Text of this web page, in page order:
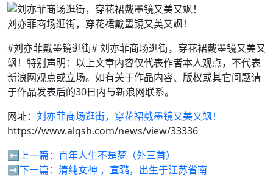
刘亦菲商场逛街，穿花裙戴墨镜又美又飒！
#刘亦菲戴墨镜逛街# 刘亦菲商场逛街，穿花裙戴墨镜又美又
飒！特别声明：以上文章内容仅代表作者本人观点，不代表
新浪网观点或立场。如有关于作品内容、版权或其它问题请
于作品发表后的30日内与新浪网联系。
网址： 刘亦菲商场逛街，穿花裙戴墨镜又美又飒！
https://www.alqsh.com/news/view/33336
⬅️上一篇： 百年人生不是梦（外三首）
➡️下一篇： 清纯女神 ，宣璐，出生于江苏省南